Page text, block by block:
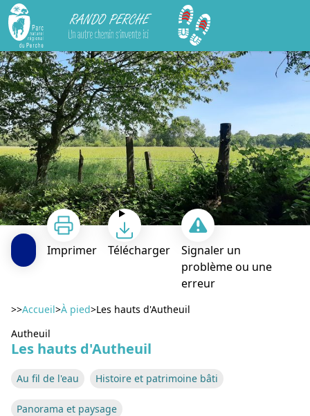
Rando Perche
Les hauts d'Autheuil
Imprimer Télécharger
Signaler un
problème ou une
erreur
>>Accueil>À pied>Les hauts d'Autheuil
Autheuil
Les hauts d'Autheuil
Au fil de l'eau Histoire et patrimoine bâti
Panorama et paysage